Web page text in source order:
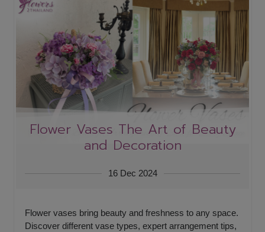
Flower Vases The Art of Beauty
and Decoration
16 Dec 2024
Flower vases bring beauty and freshness to any space.
Discover different vase types, expert arrangement tips,